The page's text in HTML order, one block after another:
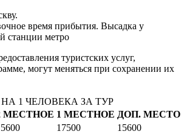
время прибытия. Высадка у
станции метро
туристских услуг,
могут меняться при сохранении их
1 ЧЕЛОВЕКА ЗА ТУР
МЕСТНОЕ 1 МЕСТНОЕ ДОП. МЕСТО
17500
15600